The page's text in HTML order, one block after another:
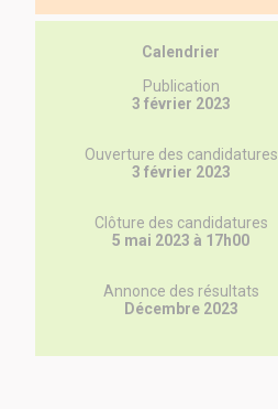
Calendrier
Publication
3 février 2023
Ouverture des candidatures
3 février 2023
Clôture des candidatures
5 mai 2023 à 17h00
Annonce des résultats
Décembre 2023